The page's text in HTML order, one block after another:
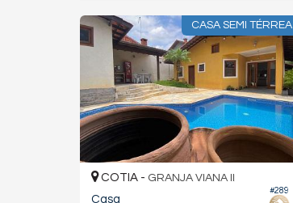
CASA SEMI TÉRREA
#289
COTIA - GRANJA VIANA II
Casa